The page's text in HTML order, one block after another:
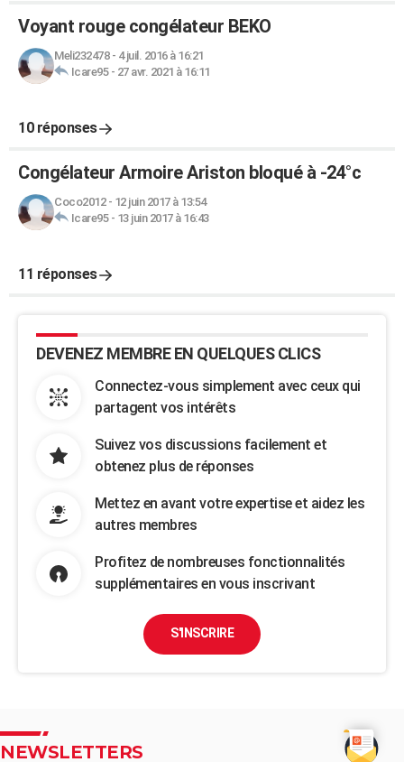
Voyant rouge congélateur BEKO
Meli232478- 4 juil. 2016 à 16:21
Icare95- 27 avr. 2021 à 16:11
10 réponses
Congélateur Armoire Ariston bloqué à -24°c
Coco2012- 12 juin 2017 à 13:54
Icare95- 13 juin 2017 à 16:43
11 réponses
DEVENEZ MEMBRE EN QUELQUES CLICS
Connectez-vous simplement avec ceux qui
partagent vos intérêts
Suivez vos discussions facilement et
obtenez plus de réponses
Mettez en avant votre expertise et aidez les
autres membres
Profitez de nombreuses fonctionnalités
supplémentaires en vous inscrivant
S'INSCRIRE
NEWSLETTERS